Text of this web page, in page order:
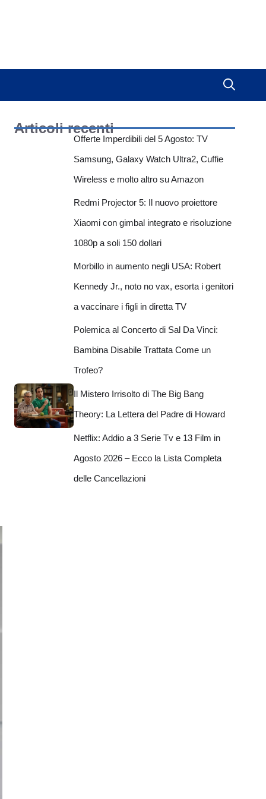
Articoli recenti
Offerte Imperdibili del 5 Agosto: TV
Samsung, Galaxy Watch Ultra2, Cuffie
Wireless e molto altro su Amazon
Redmi Projector 5: Il nuovo proiettore
Xiaomi con gimbal integrato e risoluzione
1080p a soli 150 dollari
Morbillo in aumento negli USA: Robert
Kennedy Jr., noto no vax, esorta i genitori
a vaccinare i figli in diretta TV
Polemica al Concerto di Sal Da Vinci:
Bambina Disabile Trattata Come un
Trofeo?
Il Mistero Irrisolto di The Big Bang
Theory: La Lettera del Padre di Howard
Netflix: Addio a 3 Serie Tv e 13 Film in
Agosto 2026 – Ecco la Lista Completa
delle Cancellazioni